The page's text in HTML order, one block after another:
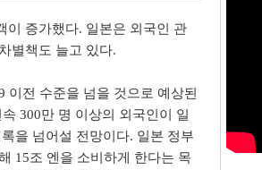
이 증가했다. 일본은 외국인 관
별책도 늘고 있다.
이전 수준을 넘을 것으로 예상된
300만 명 이상의 외국인이 일
을 넘어설 전망이다. 일본 정부
15조 엔을 소비하게 한다는 목